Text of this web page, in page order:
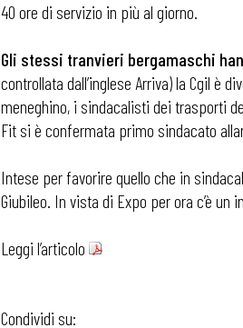
40 ore di servizio in più al giorno.
Gli stessi tranvieri bergamaschi
controllata dall’inglese Arriva) la Cgil è
meneghino, i sindacalisti dei trasporti
Fit si è confermata primo sindacato
Intese per favorire quello che in
Giubileo. In vista di Expo per ora c’è
Leggi l’articolo
Condividi su: